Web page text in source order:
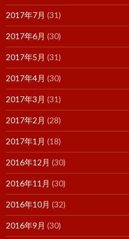
2017年7月 (31)
2017年6月 (30)
2017年5月 (31)
2017年4月 (30)
2017年3月 (31)
2017年2月 (28)
2017年1月 (18)
2016年12月 (30)
2016年11月 (30)
2016年10月 (32)
2016年9月 (30)